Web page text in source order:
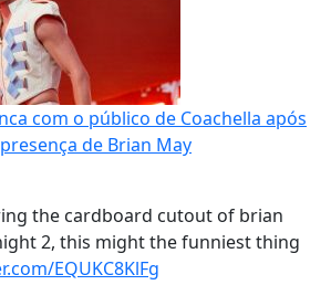
com o público de Coachella após
de Brian May
the cardboard cutout of brian
2, this might the funniest thing
EQUKC8KlFg